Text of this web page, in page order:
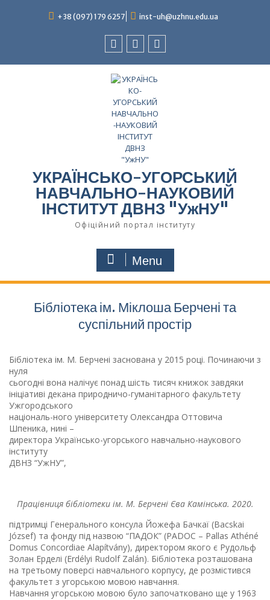
+38 (097) 179 6257 inst-uh@uzhnu.edu.ua
УКРАЇНСЬКО-УГОРСЬКИЙ
НАВЧАЛЬНО-НАУКОВИЙ
ІНСТИТУТ ДВНЗ "УжНУ"
Офіційний портал інституту
Menu
Бібліотека ім. Міклоша Берчені та
суспільний простір
Бібліотека ім. М. Берчені заснована у 2015 році. Починаючи з
нуля
сьогодні вона налічує понад шість тисяч книжок завдяки
ініціативі декана природничо-гуманітарного факультету
Ужгородського
національ-ного університету Олександра Оттовича
Шпеника, нині –
директора Українсько-угорського навчально-наукового
інституту
ДВНЗ “УжНУ”,
Працівниця бібліотеки ім. М. Берчені Єва Камінська. 2020.
підтримці Генерального консула Йожефа Бачкаї (Bacskai
József) та фонду під назвою “ПАДОК” (PADOC – Pallas Athéné
Domus Concordiae Alapítvány), директором якого є Рудольф
Золан Ерделі (Erdélyi Rudolf Zalán). Бібліотека розташована
на третьому поверсі навчального корпусу, де розмістився
факультет з угорською мовою навчання.
Навчання угорською мовою було започатковано ще у 1963